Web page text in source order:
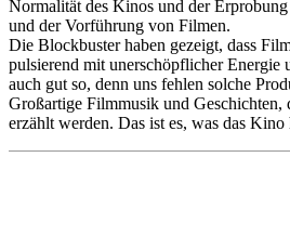
Normalität des Kinos und der Erprobung
und der Vorführung von Filmen.
Die Blockbuster haben gezeigt, dass
pulsierend mit unerschöpflicher Energie
auch gut so, denn uns fehlen solche
Großartige Filmmusik und Geschichten,
erzählt werden. Das ist es, was das